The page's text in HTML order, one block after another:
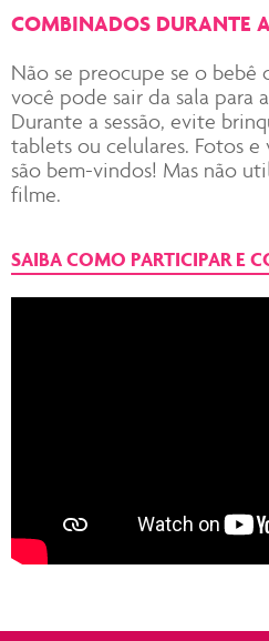
COMBINADOS DURANTE
Não se preocupe se o bebê
você pode sair da sala para
Durante a sessão, evite
tablets ou celulares. Fotos
são bem-vindos! Mas não
filme.
SAIBA COMO PARTICIPAR E